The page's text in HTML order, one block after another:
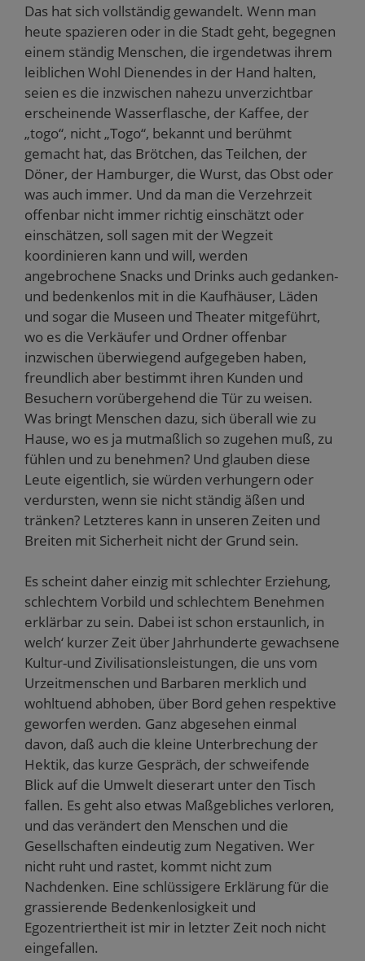
Das hat sich vollständig gewandelt. Wenn man
heute spazieren oder in die Stadt geht, begegnen
einem ständig Menschen, die irgendetwas ihrem
leiblichen Wohl Dienendes in der Hand halten,
seien es die inzwischen nahezu unverzichtbar
erscheinende Wasserflasche, der Kaffee, der
„togo“, nicht „Togo“, bekannt und berühmt
gemacht hat, das Brötchen, das Teilchen, der
Döner, der Hamburger, die Wurst, das Obst oder
was auch immer. Und da man die Verzehrzeit
offenbar nicht immer richtig einschätzt oder
einschätzen, soll sagen mit der Wegzeit
koordinieren kann und will, werden
angebrochene Snacks und Drinks auch gedanken-
und bedenkenlos mit in die Kaufhäuser, Läden
und sogar die Museen und Theater mitgeführt,
wo es die Verkäufer und Ordner offenbar
inzwischen überwiegend aufgegeben haben,
freundlich aber bestimmt ihren Kunden und
Besuchern vorübergehend die Tür zu weisen.
Was bringt Menschen dazu, sich überall wie zu
Hause, wo es ja mutmaßlich so zugehen muß, zu
fühlen und zu benehmen? Und glauben diese
Leute eigentlich, sie würden verhungern oder
verdursten, wenn sie nicht ständig äßen und
tränken? Letzteres kann in unseren Zeiten und
Breiten mit Sicherheit nicht der Grund sein.
Es scheint daher einzig mit schlechter Erziehung,
schlechtem Vorbild und schlechtem Benehmen
erklärbar zu sein. Dabei ist schon erstaunlich, in
welch‘ kurzer Zeit über Jahrhunderte gewachsene
Kultur-und Zivilisationsleistungen, die uns vom
Urzeitmenschen und Barbaren merklich und
wohltuend abhoben, über Bord gehen respektive
geworfen werden. Ganz abgesehen einmal
davon, daß auch die kleine Unterbrechung der
Hektik, das kurze Gespräch, der schweifende
Blick auf die Umwelt dieserart unter den Tisch
fallen. Es geht also etwas Maßgebliches verloren,
und das verändert den Menschen und die
Gesellschaften eindeutig zum Negativen. Wer
nicht ruht und rastet, kommt nicht zum
Nachdenken. Eine schlüssigere Erklärung für die
grassierende Bedenkenlosigkeit und
Egozentriertheit ist mir in letzter Zeit noch nicht
eingefallen.